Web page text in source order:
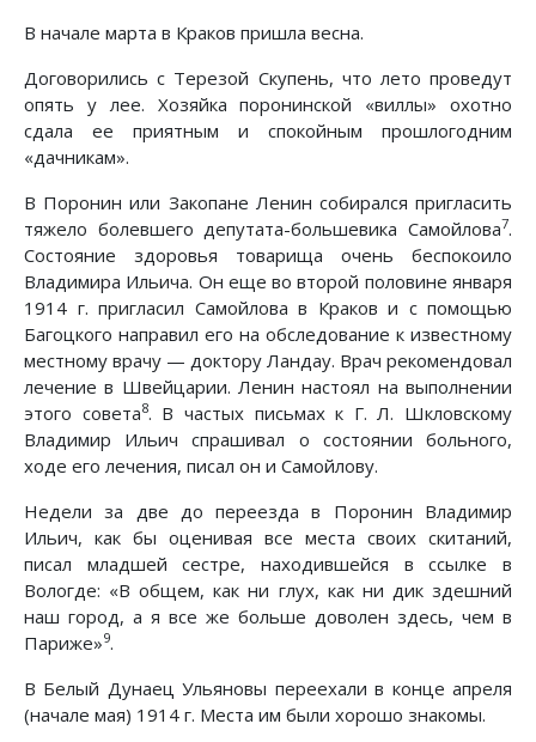
В начале марта в Краков пришла весна.
Договорились с Терезой Скупень, что лето проведут
опять у лее. Хозяйка поронинской «виллы» охотно
сдала ее приятным и спокойным прошлогодним
«дачникам».
В Поронин или Закопане Ленин собирался пригласить
тяжело болевшего депутата-большевика Самойлова7.
Состояние здоровья товарища очень беспокоило
Владимира Ильича. Он еще во второй половине января
1914 г. пригласил Самойлова в Краков и с помощью
Багоцкого направил его на обследование к известному
местному врачу — доктору Ландау. Врач рекомендовал
лечение в Швейцарии. Ленин настоял на выполнении
этого совета8. В частых письмах к Г. Л. Шкловскому
Владимир Ильич спрашивал о состоянии больного,
ходе его лечения, писал он и Самойлову.
Недели за две до переезда в Поронин Владимир
Ильич, как бы оценивая все места своих скитаний,
писал младшей сестре, находившейся в ссылке в
Вологде: «В общем, как ни глух, как ни дик здешний
наш город, а я все же больше доволен здесь, чем в
Париже»9.
В Белый Дунаец Ульяновы переехали в конце апреля
(начале мая) 1914 г. Места им были хорошо знакомы.